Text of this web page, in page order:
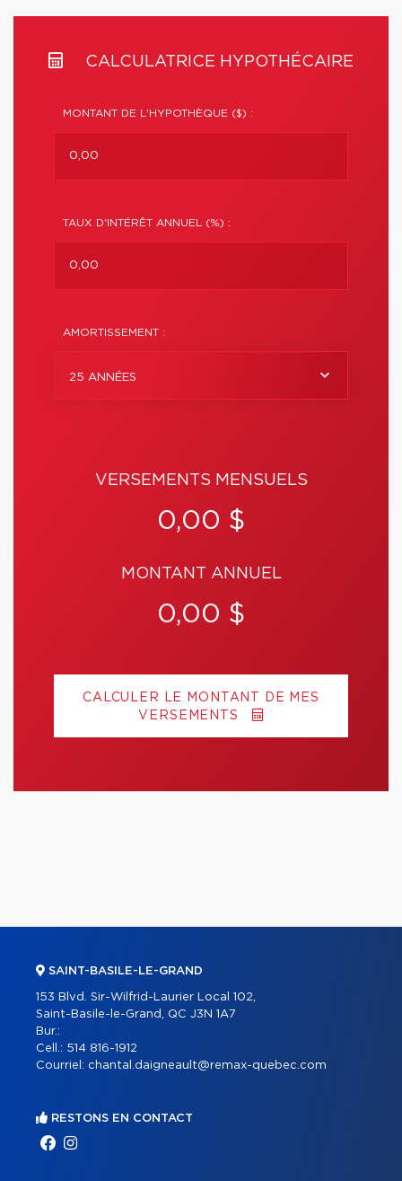
CALCULATRICE HYPOTHÉCAIRE
MONTANT DE L'HYPOTHÈQUE ($) :
TAUX D'INTÉRÊT ANNUEL (%) :
AMORTISSEMENT :
25 ANNÉES
VERSEMENTS MENSUELS
0,00 $
MONTANT ANNUEL
0,00 $
CALCULER LE MONTANT DE MES
VERSEMENTS
SAINT-BASILE-LE-GRAND
153 Blvd. Sir-Wilfrid-Laurier Local 102,
Saint-Basile-le-Grand, QC J3N 1A7
Bur.:
Cell.: 514 816-1912
Courriel: chantal.daigneault@remax-quebec.com
RESTONS EN CONTACT